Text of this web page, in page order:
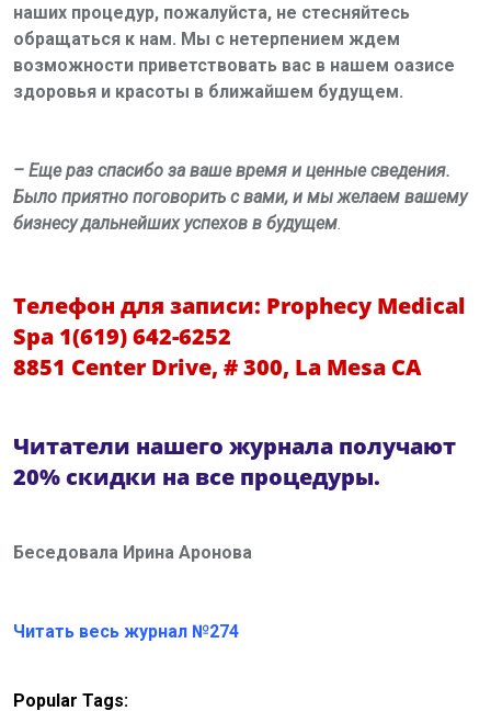
наших процедур, пожалуйста, не стесняйтесь
обращаться к нам. Мы с нетерпением ждем
возможности приветствовать вас в нашем оазисе
здоровья и красоты в ближайшем будущем.
– Еще раз спасибо за ваше время и ценные сведения.
Было приятно поговорить с вами, и мы желаем вашему
бизнесу дальнейших успехов в будущем
Телефон для записи: Prophecy Medical
Spa 1(619) 642-6252
8851 Center Drive, # 300, La Mesa CA
Читатели нашего журнала получают
20% скидки на все процедуры.
Беседовала Ирина Аронова
Читать весь журнал №274
Popular Tags: